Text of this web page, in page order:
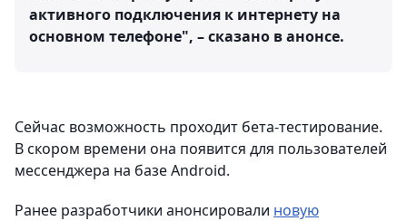
активного подключения к интернету на
основном телефоне", – сказано в анонсе.
Сейчас возможность проходит бета-тестирование.
В скором времени она появится для пользователей
мессенджера на базе Android.
Ранее разработчики анонсировали новую